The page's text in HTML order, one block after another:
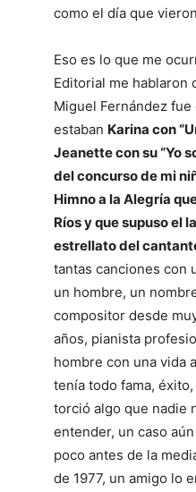
como el día que
Eso es lo que me
Editorial me hablaron
Miguel Fernández
estaban Karina con
Jeanette con su “Yo
del concurso de mi
Himno a la Alegría
Ríos y que supuso el
estrellato del
tantas canciones con
un hombre, un
compositor desde
años, pianista
hombre con una vida
tenía todo fama,
torció algo que nadie
entender, un caso
poco antes de la
de 1977, un amigo lo